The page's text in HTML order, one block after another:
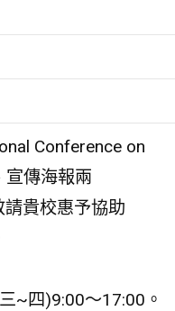
Conference on
宣傳海報兩
貴校惠予協助
~四)9:00～17:00。